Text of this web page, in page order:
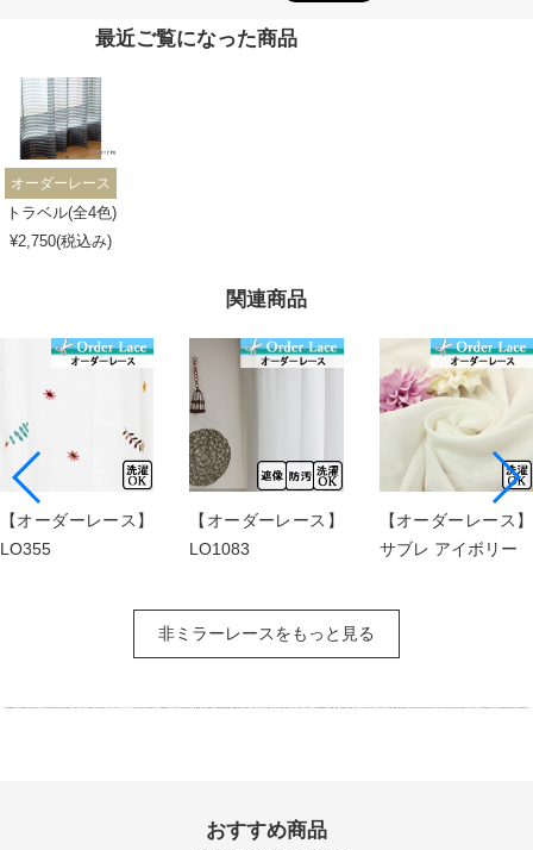
関連商品
【オーダーレース】
LO355
【オーダーレース】
LO1083
【オーダーレース】
サブレ アイボリー
非ミラーレースをもっと見る
最近ご覧になった商品
オーダーレース
トラベル(全4色)
¥2,750(税込み)
おすすめ商品